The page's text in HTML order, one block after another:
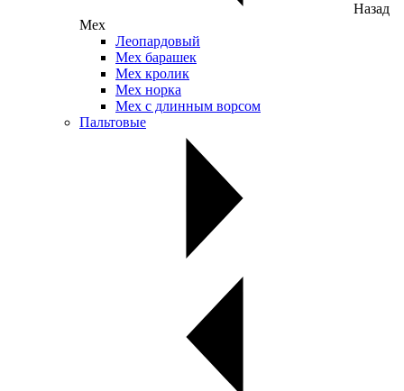
Назад
Мех
Леопардовый
Мех барашек
Мех кролик
Мех норка
Мех с длинным ворсом
Пальтовые